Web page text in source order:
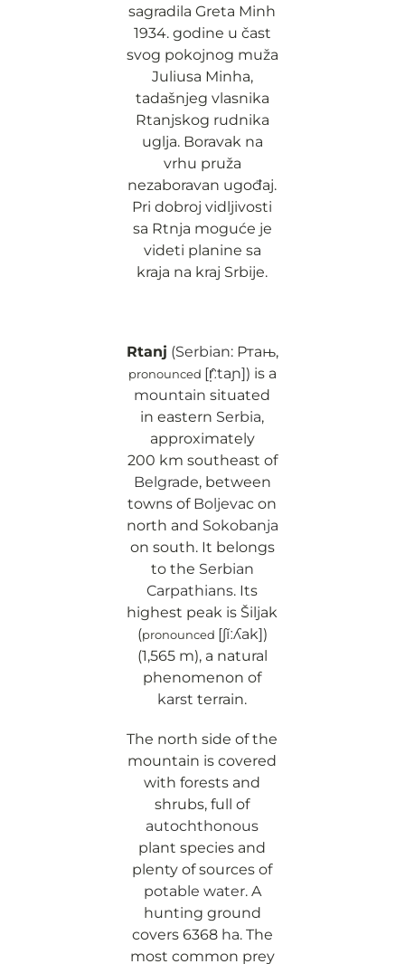
sagradila Greta Minh
1934. godine u čast
svog pokojnog muža
Juliusa Minha,
tadašnjeg vlasnika
Rtanjskog rudnika
uglja. Boravak na
vrhu pruža
nezaboravan ugođaj.
Pri dobroj vidljivosti
sa Rtnja moguće je
videti planine sa
kraja na kraj Srbije.
Rtanj (Serbian: Ртањ,
pronounced [r̩̂ːtaɲ]) is a
mountain situated
in eastern Serbia,
approximately
200 km southeast of
Belgrade, between
towns of Boljevac on
north and Sokobanja
on south. It belongs
to the Serbian
Carpathians. Its
highest peak is Šiljak
(pronounced [ʃǐːʎak])
(1,565 m), a natural
phenomenon of
karst terrain.
The north side of the
mountain is covered
with forests and
shrubs, full of
autochthonous
plant species and
plenty of sources of
potable water. A
hunting ground
covers 6368 ha. The
most common prey